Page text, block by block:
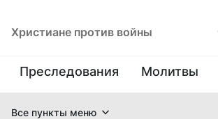
Христиане против войны
Преследования Молитвы
Все пункты меню